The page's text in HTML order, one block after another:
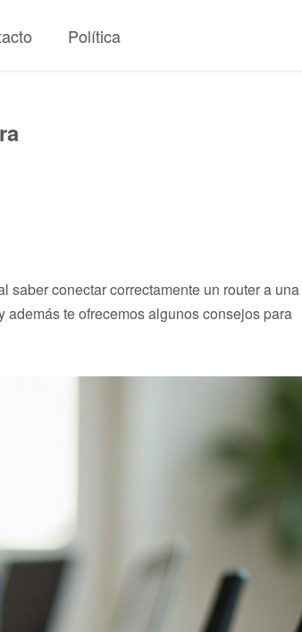
Política
saber conectar correctamente un router a una
además te ofrecemos algunos consejos para